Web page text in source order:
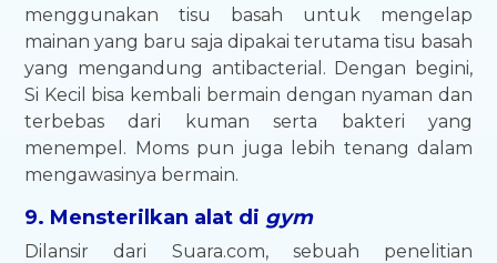
menggunakan tisu basah untuk mengelap
mainan yang baru saja dipakai terutama tisu basah
yang mengandung antibacterial. Dengan begini,
Si Kecil bisa kembali bermain dengan nyaman dan
terbebas dari kuman serta bakteri yang
menempel. Moms pun juga lebih tenang dalam
mengawasinya bermain.
9. Mensterilkan alat di gym
Dilansir dari Suara.com, sebuah penelitian